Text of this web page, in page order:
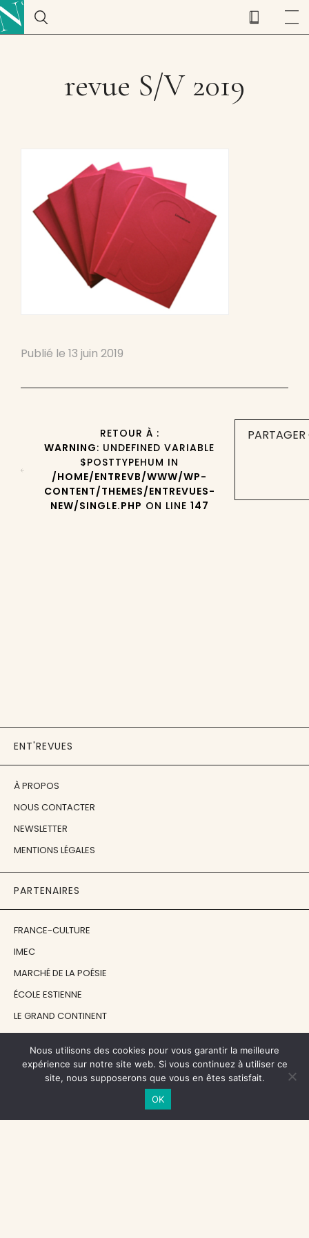
revue S/V 2019
Publié le 13 juin 2019
RETOUR À :
WARNING: UNDEFINED VARIABLE
$POSTTYPEHUM IN
/HOME/ENTREVB/WWW/WP-
CONTENT/THEMES/ENTREVUES-
NEW/SINGLE.PHP ON LINE 147
ENT'REVUES
À PROPOS
NOUS CONTACTER
NEWSLETTER
MENTIONS LÉGALES
PARTENAIRES
FRANCE-CULTURE
IMEC
MARCHÉ DE LA POÉSIE
ÉCOLE ESTIENNE
LE GRAND CONTINENT
DIACRITIK
EN ATTENDANT NADEAU
Nous utilisons des cookies pour vous garantir la meilleure
expérience sur notre site web. Si vous continuez à utiliser ce
site, nous supposerons que vous en êtes satisfait.
OK